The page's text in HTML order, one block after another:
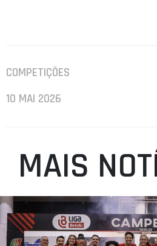
COMPETIÇÕES
10 MAI 2026
MAIS